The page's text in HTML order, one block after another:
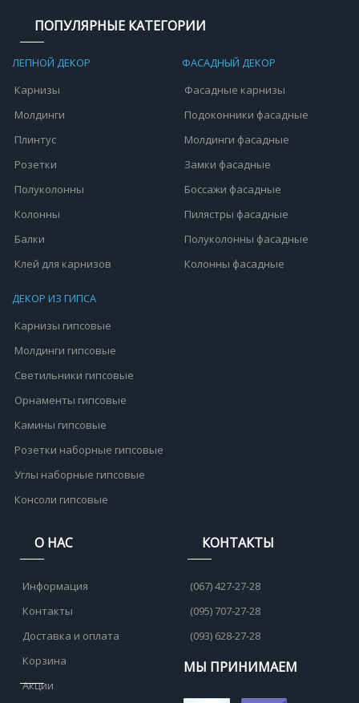
ПОПУЛЯРНЫЕ КАТЕГОРИИ
ЛЕПНОЙ ДЕКОР
Карнизы
Молдинги
Плинтус
Розетки
Полуколонны
Колонны
Балки
Клей для карнизов
ФАСАДНЫЙ ДЕКОР
Фасадные карнизы
Подоконники фасадные
Молдинги фасадные
Замки фасадные
Боссажи фасадные
Пилястры фасадные
Полуколонны фасадные
Колонны фасадные
ДЕКОР ИЗ ГИПСА
Карнизы гипсовые
Молдинги гипсовые
Светильники гипсовые
Орнаменты гипсовые
Камины гипсовые
Розетки наборные гипсовые
Углы наборные гипсовые
Консоли гипсовые
О НАС
Информация
Контакты
Доставка и оплата
Корзина
Акции
КОНТАКТЫ
(067) 427-27-28
(095) 707-27-28
(093) 628-27-28
МЫ ПРИНИМАЕМ